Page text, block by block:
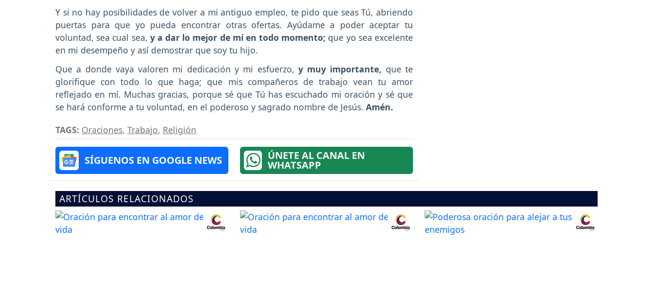
Y si no hay posibilidades de volver a mi antiguo empleo, te pido que seas Tú, abriendo
puertas para que yo pueda encontrar otras ofertas. Ayúdame a poder aceptar tu
voluntad, sea cual sea, y a dar lo mejor de mí en todo momento; que yo sea excelente
en mi desempeño y así demostrar que soy tu hijo.
Que a donde vaya valoren mi dedicación y mi esfuerzo, y muy importante, que te
glorifique con todo lo que haga; que mis compañeros de trabajo vean tu amor
reflejado en mí. Muchas gracias, porque sé que Tú has escuchado mi oración y sé que
se hará conforme a tu voluntad, en el poderoso y sagrado nombre de Jesús. Amén.
TAGS: Oraciones, Trabajo, Religión
SÍGUENOS EN GOOGLE NEWS ÚNETE AL CANAL EN
WHATSAPP
ARTÍCULOS RELACIONADOS